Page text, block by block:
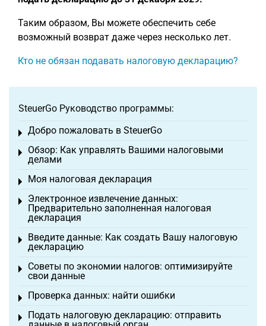
Таким образом, Вы можете обеспечить себе
возможный возврат даже через несколько лет.
Кто не обязан подавать налоговую декларацию?
SteuerGo Руководство программы:
Добро пожаловать в SteuerGo
Toggle menu
Обзор: Как управлять Вашими налоговыми
делами
Toggle menu
Моя налоговая декларация
Toggle menu
Электронное извлечение данных:
Предварительно заполненная налоговая
декларация
Toggle menu
Введите данные: Как создать Вашу налоговую
декларацию
Toggle menu
Советы по экономии налогов: оптимизируйте
свои данные
Toggle menu
Проверка данных: найти ошибки
Toggle menu
Подать налоговую декларацию: отправить
Toggle menu